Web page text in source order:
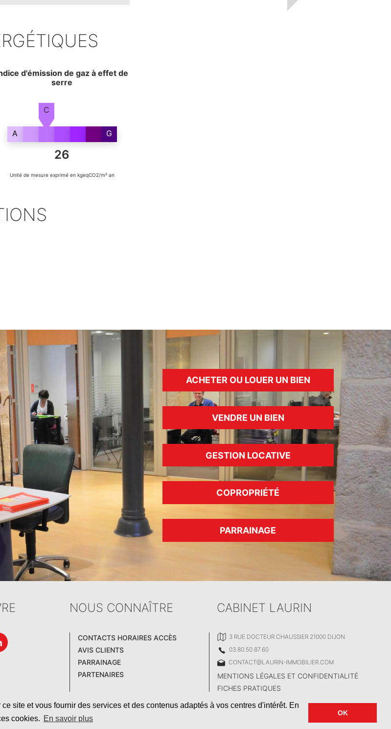
site et vous fournir des services et des contenus adaptés à vos centres d'intérêt. En
cookies. En savoir plus
OK
d'émission de gaz à effet de
serre
C
A G
26
Unité de mesure exprimé en kgeqCO2/m² an
ACHETER OU LOUER UN BIEN
VENDRE UN BIEN
GESTION LOCATIVE
COPROPRIÉTÉ
PARRAINAGE
NOUS CONNAÎTRE
CONTACTS HORAIRES ACCÈS
AVIS CLIENTS
PARRAINAGE
PARTENAIRES
CABINET LAURIN
3 RUE DOCTEUR CHAUSSIER 21000 DIJON
03.80.50.87.60
CONTACT@LAURIN-IMMOBILIER.COM
MENTIONS LÉGALES ET CONFIDENTIALITÉ
FICHES PRATIQUES